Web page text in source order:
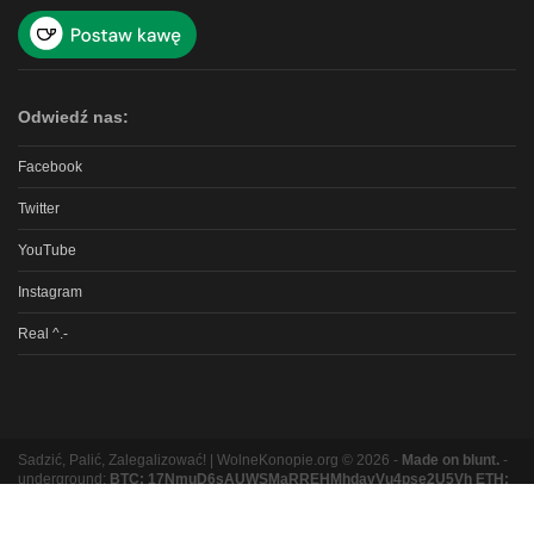
Odwiedź nas:
Facebook
Twitter
YouTube
Instagram
Real ^.-
Sadzić, Palić, Zalegalizować! | WolneKonopie.org © 2026 - Made on blunt. -
underground: BTC: 17NmuD6sAUWSMaRREHMhdavVu4pse2U5Vh ETH: